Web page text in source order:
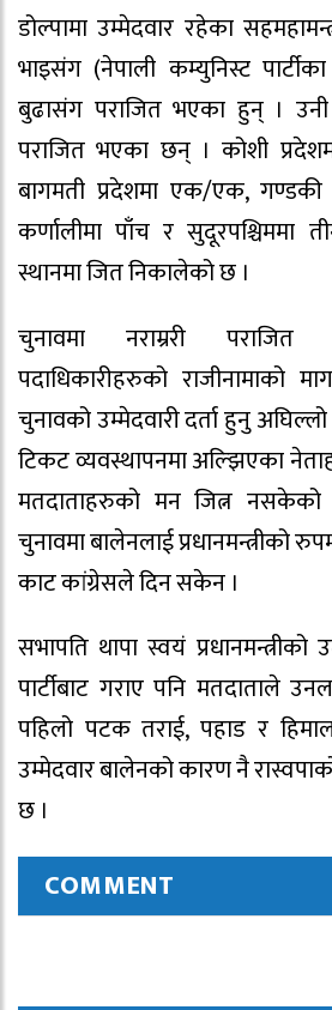
डोल्पामा उम्मेदवार रहेका
भाइसंग (नेपाली कम्युनिस्ट
बुढासंग पराजित भएका हुन् ।
पराजित भएका छन् । कोशी
बागमती प्रदेशमा एक/एक, गण्डकी
कर्णालीमा पाँच र सुदूरपश्चिममा
स्थानमा जित निकालेको छ ।
चुनावमा नराम्ररी
पदाधिकारीहरुको राजीनामाको
चुनावको उम्मेदवारी दर्ता हुनु
टिकट व्यवस्थापनमा अल्झिएका
मतदाताहरुको मन जित्न नसकेको
चुनावमा बालेनलाई प्रधानमन्त्रीको
काट कांग्रेसले दिन सकेन ।
सभापति थापा स्वयं प्रधानमन्त्रीको
पार्टीबाट गराए पनि मतदाताले
पहिलो पटक तराई, पहाड र हिमाल
उम्मेदवार बालेनको कारण नै
छ ।
COMMENT